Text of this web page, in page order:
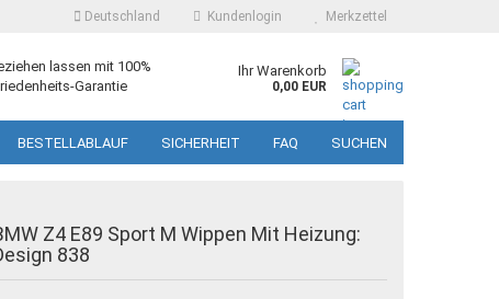
Deutschland Kundenlogin Merkzettel
lassen mit 100%
Garantie
Ihr Warenkorb
0,00 EUR
BESTELLABLAUF SICHERHEIT FAQ SUCHEN
Z4 E89 Sport M Wippen Mit Heizung:
838